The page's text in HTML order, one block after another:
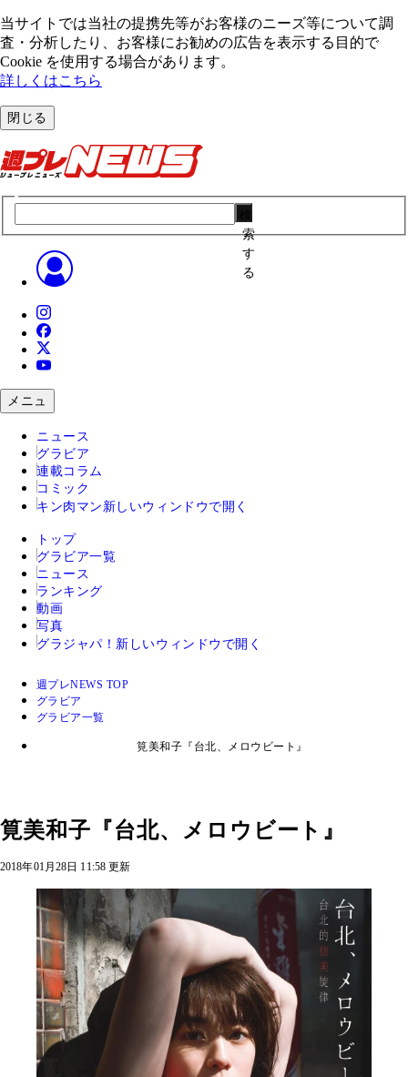
当サイトでは当社の提携先等がお客様のニーズ等について調
査・分析したり、お客様にお勧めの広告を表⽰する⽬的で
Cookie を使⽤する場合があります。
詳しくはこちら
閉じる
索
す
る
メニュ
ニュース
グラビア
連載コラム
コミック
キン肉マン 新しいウィンドウで開く
トップ
グラビア一覧
ニュース
ランキング
動画
写真
グラジャパ！ 新しいウィンドウで開く
週プレNEWS TOP
グラビア
グラビア一覧
筧美和子『台北、メロウビート』
筧美和子『台北、メロウビート』
2018年01月28日 11:58 更新